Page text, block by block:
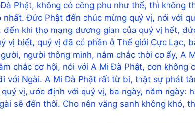
Phật, không có công phu như thế, thì không
nhất. Đức Phật đến chúc mừng quý vị, nói với
đến khi thọ mạng dương gian của quý vị hết,
vị biết, quý vị đã có phần ở Thế giới Cực Lạc,
người thông minh, nắm chắc thời cơ ấy, A
chắc cơ hội, nói với A Mi Đà Phật, con không
với Ngài. A Mi Đà Phật rất từ ​​bi, thật sự phát
vị, ước định với quý vị, ba ngày, năm ngày:
sẽ đến thôi. Cho nên vãng sanh không khó,